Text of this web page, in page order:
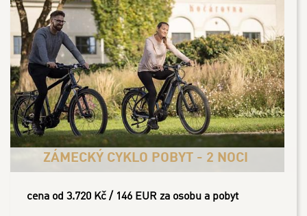
ZÁMECKÝ CYKLO POBYT - 2 NOCI
cena od 3.720 Kč / 146 EUR za osobu a pobyt